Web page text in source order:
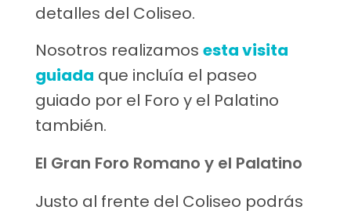
detalles del Coliseo.
Nosotros realizamos esta visita
guiada que incluía el paseo
guiado por el Foro y el Palatino
también.
El Gran Foro Romano y el Palatino
Justo al frente del Coliseo podrás